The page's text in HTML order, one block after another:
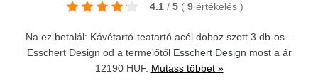
4.1 / 5 ( 9 értékelés )
Na ez betalál: Kávétartó-teatartó acél doboz szett 3 db-os –
Esschert Design od a termelőtől Esschert Design most a ár
12190 HUF. Mutass többet »